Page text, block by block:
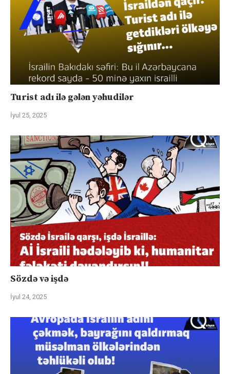
Turist adı ilə gələn yəhudilər
İyul 25, 2025
Sözdə və işdə
İyul 24, 2025